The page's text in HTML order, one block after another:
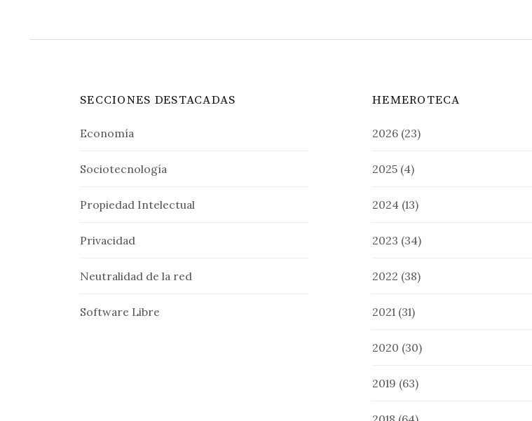
SECCIONES DESTACADAS
Economía
Sociotecnología
Propiedad Intelectual
Privacidad
Neutralidad de la red
Software Libre
HEMEROTECA
2026 (23)
2025 (4)
2024 (13)
2023 (34)
2022 (38)
2021 (31)
2020 (30)
2019 (63)